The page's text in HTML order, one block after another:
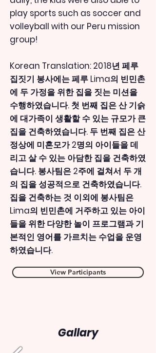
play sports such as soccer and
volleyball with our Peru mission
group!
Korean Translation: 2018년 페루
집짓기 봉사에는 페루 Lima의 빈민촌
에 두 가정을 위한 집을 짓는 미션을
수행하였습니다. 첫 번째 집은 산 기슭
에 대가족이 생활할 수 있는 규모가 큰
집을 건축하였습니다. 두 번째 집은 산
정상에 미혼모가 2명의 아이들을 데
리고 살 수 있는 아담한 집을 건축하였
습니다. 봉사팀은 2주에 걸쳐서 두 개
의 집을 성공적으로 건축하였습니다.
집을 건축하는 것 이외에 봉사팀은
Lima의 빈민촌에 거주하고 있는 아이
들을 위한 다양한 놀이 프로그램과 기
본적인 영어를 가르치는 수업을 운영
하였습니다.
View Participants
Gallary